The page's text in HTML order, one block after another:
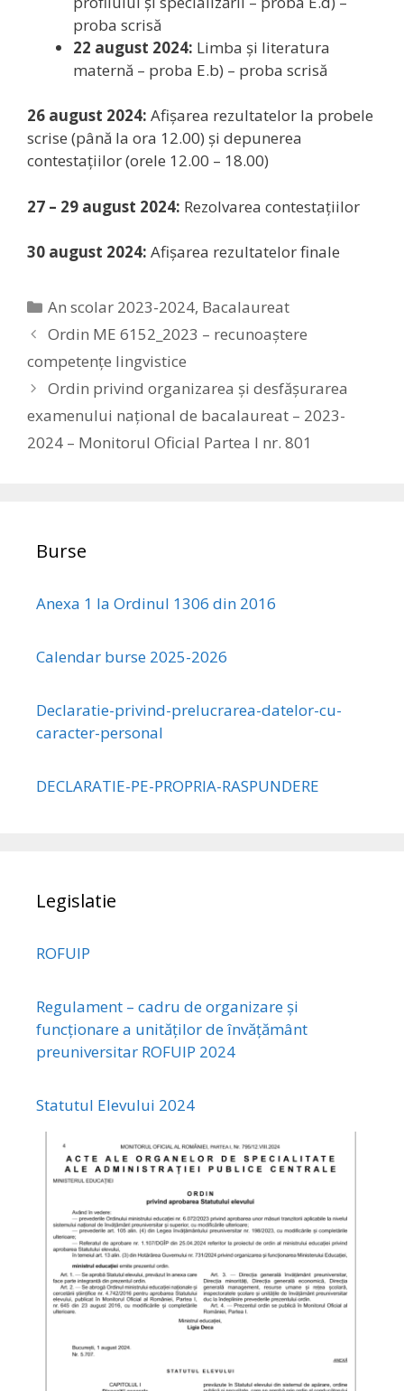
proba scrisă
22 august 2024: Limba și literatura
maternă – proba E.b) – proba scrisă
26 august 2024: Afișarea rezultatelor la probele
scrise (până la ora 12.00) și depunerea
contestațiilor (orele 12.00 – 18.00)
27 – 29 august 2024: Rezolvarea contestațiilor
30 august 2024: Afișarea rezultatelor finale
Categories
An scolar 2023-2024, Bacalaureat
Ordin ME 6152_2023 – recunoaștere
competențe lingvistice
Ordin privind organizarea și desfășurarea
examenului național de bacalaureat – 2023-
2024 – Monitorul Oficial Partea I nr. 801
Burse
Anexa 1 la Ordinul 1306 din 2016
Calendar burse 2025-2026
Declaratie-privind-prelucrarea-datelor-cu-
caracter-personal
DECLARATIE-PE-PROPRIA-RASPUNDERE
Legislatie
ROFUIP
Regulament – cadru de organizare și
funcționare a unităților de învățământ
preuniversitar ROFUIP 2024
Statutul Elevului 2024